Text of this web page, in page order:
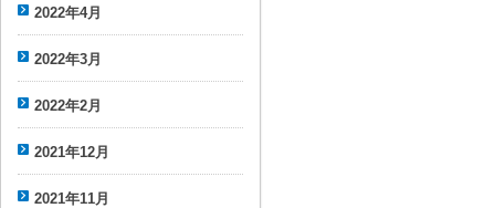
2022年4月
2022年3月
2022年2月
2021年12月
2021年11月